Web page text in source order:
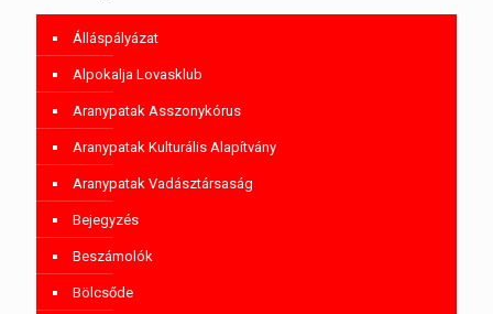
Álláspályázat
Alpokalja Lovasklub
Aranypatak Asszonykórus
Aranypatak Kulturális Alapítvány
Aranypatak Vadásztársaság
Bejegyzés
Beszámolók
Bölcsőde